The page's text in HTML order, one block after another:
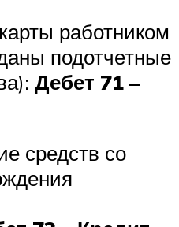
работником
подотчетные
Дебет 71 –
средств со